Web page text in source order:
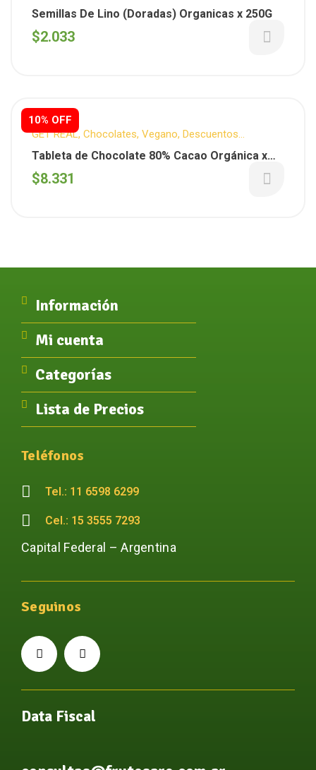
Semillas De Lino (Doradas) Organicas x 250G
$2.033
10% OFF
GET REAL, Chocolates, Vegano, Descuentos
Semanales, Organicos
Tableta de Chocolate 80% Cacao Orgánica x
70GS ( Get Real )
$8.331
Información
Mi cuenta
Categorías
Lista de Precios
Teléfonos
Tel.: 11 6598 6299
Cel.: 15 3555 7293
Capital Federal – Argentina
Seguinos
Data Fiscal